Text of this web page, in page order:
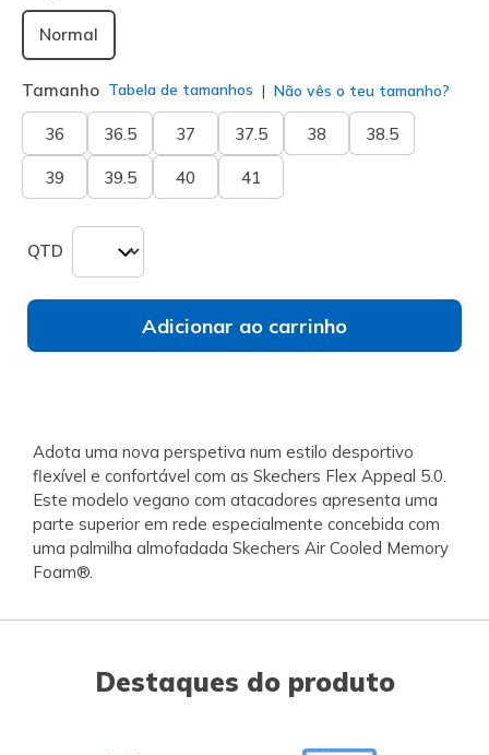
Normal
Tamanho Tabela de tamanhos Não vês o teu tamanho?
36 36.5 37 37.5 38 38.5
39 39.5 40 41
QTD
Adicionar ao carrinho
Adota uma nova perspetiva num estilo desportivo
flexível e confortável com as Skechers Flex Appeal 5.0.
Este modelo vegano com atacadores apresenta uma
parte superior em rede especialmente concebida com
uma palmilha almofadada Skechers Air Cooled Memory
Foam®.
Destaques do produto